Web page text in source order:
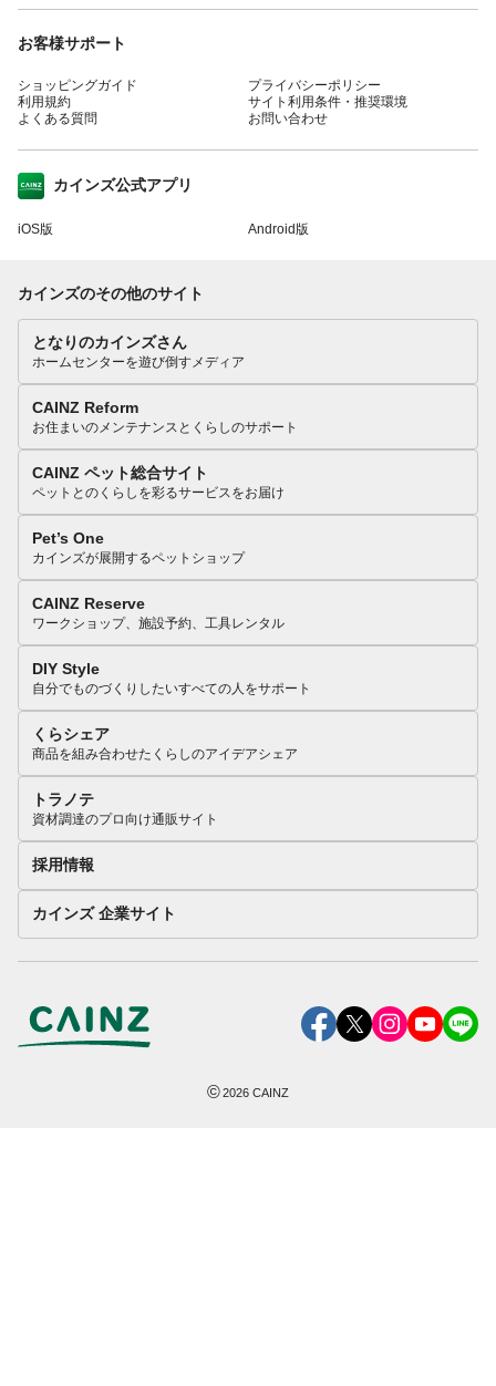
お客様サポート
ショッピングガイド
利用規約
よくある質問
プライバシーポリシー
サイト利用条件・推奨環境
お問い合わせ
カインズ公式アプリ
iOS版 Android版
カインズのその他のサイト
となりのカインズさん
ホームセンターを遊び倒すメディア
CAINZ Reform
お住まいのメンテナンスとくらしのサポート
CAINZ ペット総合サイト
ペットとのくらしを彩るサービスをお届け
Pet’s One
カインズが展開するペットショップ
CAINZ Reserve
ワークショップ、施設予約、工具レンタル
DIY Style
自分でものづくりしたいすべての人をサポート
くらシェア
商品を組み合わせたくらしのアイデアシェア
トラノテ
資材調達のプロ向け通販サイト
採用情報
カインズ 企業サイト
©2026 CAINZ